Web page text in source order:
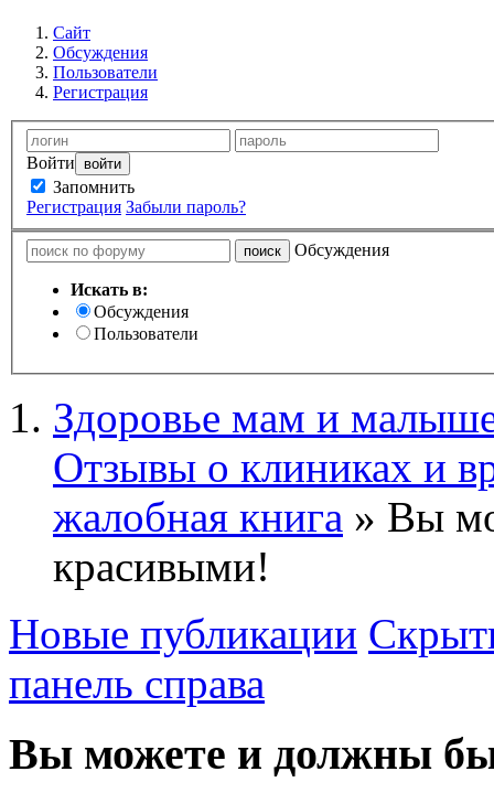
Сайт
Обсуждения
Пользователи
Регистрация
Войти
Запомнить
Регистрация Забыли пароль?
Обсуждения
Искать в:
Обсуждения
Пользователи
Здоровье мам и
Отзывы о клиниках и
жалобная книга » Вы
красивыми!
Новые публикации
панель справа
Вы можете и должны